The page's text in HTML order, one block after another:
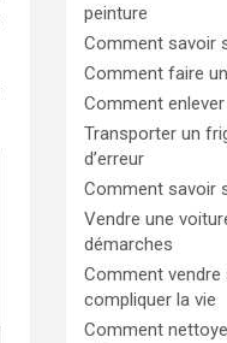
peinture
Comment savoir
Comment faire
Comment
Transporter un
d’erreur
Comment savoir
Vendre une
démarches
Comment
compliquer la vie
Comment